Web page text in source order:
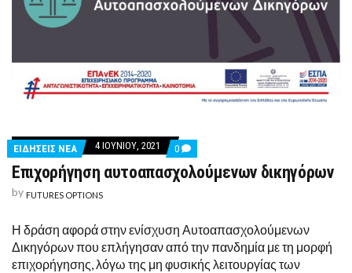
ΕΙΔΗΣΕΙΣ ΝΕΑ 4 ΙΟΥΝΊΟΥ, 2021 0 COMMENTS
ON
ΕΠΙΧΟΡΉΓΗΣΗ
ΑΥΤΟΑΠΑΣΧΟΛΟΎΜΕΝΩΝ
Επιχορήγηση αυτοαπασχολούμενων δικηγόρων
by FUTURES OPTIONS
Η δράση αφορά στην ενίσχυση Αυτοαπασχολούμενων
Δικηγόρων που επλήγησαν από την πανδημία με τη μορφή
επιχορήγησης, λόγω της μη φυσικής λειτουργίας των